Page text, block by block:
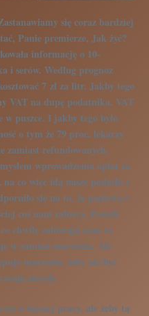
się coraz bardziej
Panie premierze, Jak żyć?
informację o 10-
i serów. Według prognoz
7 zł za litr. Jakby tego
VAT na dupę podatnika. VAT
puszce. I jakby tego było
o tym że 79 proc. lekarzy
zamiast refundowanych.
wprowadzenia opłat za
co więc idą nasze podatki i
się na to, że państwo i
coś nam zabiera. Powoli
chwilę zabierają nam to
w zamian marzenia. Ale
marzenie, żeby nie być
zmysły.
o lepszej pracy, ale żeby tą